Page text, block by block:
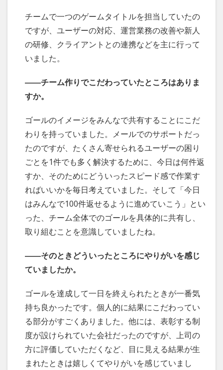
チームで一つのゲームタイトルを担当していたの
ですが、ユーザーの対応、運営業務の改善や新人
の研修、クライアントとの連携などを主に行って
いました。
――チーム作りでこだわっていたところはありま
すか。
ゴールのイメージをみんなで共有することにこだ
わりを持っていました。メールでのサポートだっ
たのですが、たくさん寄せられるユーザーの困り
ごとを1件でも多く解決するために、今日は何件返
すか、そのためにどういったスピード感で作業す
ればいいかを毎日考えていました。そして「今日
はみんなで100件返せるように進めていこう」とい
った、チーム全体でのゴールを具体的に共有し、
取り組むことを意識していましたね。
――そのときどういったところにやりがいを感じ
ていましたか。
ゴールを達成して一日を終えられたときが一番気
持ち良かったです。個人的に結果にこだわってい
る部分がすごくありました。他には、表彰する制
度が設けられていた会社だったのですが、上司の
方に評価していただくなど、目に見える結果が生
まれたときは嬉しくてやりがいを感じていまし